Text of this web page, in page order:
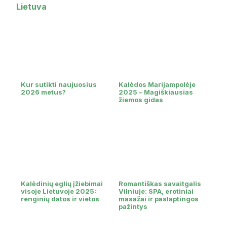
Lietuva
Kur sutikti naujuosius
2026 metus?
Kalėdos Marijampolėje
2025 – Magiškiausias
žiemos gidas
Kalėdinių eglių įžiebimai
visoje Lietuvoje 2025:
renginių datos ir vietos
Romantiškas savaitgalis
Vilniuje: SPA, erotiniai
masažai ir paslaptingos
pažintys